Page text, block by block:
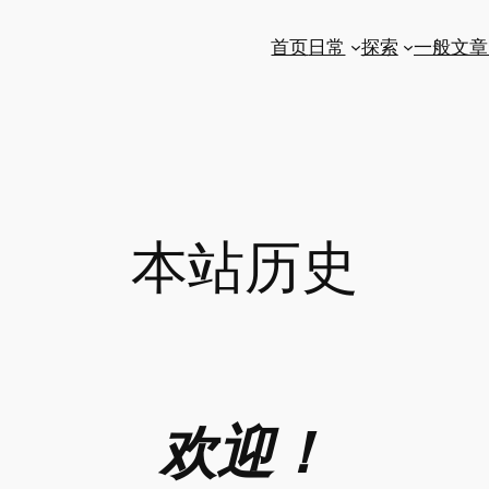
首页 日常 探索 一般文章
本站历史
欢迎！